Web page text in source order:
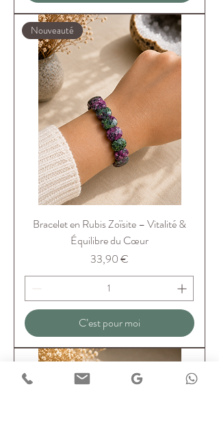
Nouveauté
Bracelet en Rubis Zoïsite – Vitalité &
Équilibre du Cœur
Prix
33,90 €
C’est pour moi